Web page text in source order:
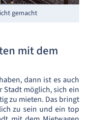
gemacht
mit dem
dann ist es auch
möglich, sich ein
zu mieten. Das bringt
zu sein und ein top